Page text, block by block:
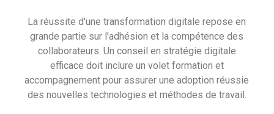
La réussite d'une transformation digitale repose en
grande partie sur l'adhésion et la compétence des
collaborateurs. Un conseil en stratégie digitale
efficace doit inclure un volet formation et
accompagnement pour assurer une adoption réussie
des nouvelles technologies et méthodes de travail.